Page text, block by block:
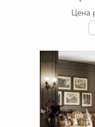
Цена